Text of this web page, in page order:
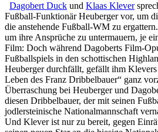
Dagobert Duck und Klaas Klever
Fußball-Funktionär Heuberger vor, um
die anstehende Fußball-WM zu
um ihre Ansprüche zu untermauern, je
Film: Doch während Dagoberts Film-
Fußballspiels in den schottischen
Heuberger durchfällt, gefällt ihm
Leben des Franz Dribbelbauer“ ganz
Überraschung bei Heuberger und
diesen Dribbelbauer, der mit seinen
jodlersteinische Nationalmannschaft
Und Klever ist nur zu bereit, gegen